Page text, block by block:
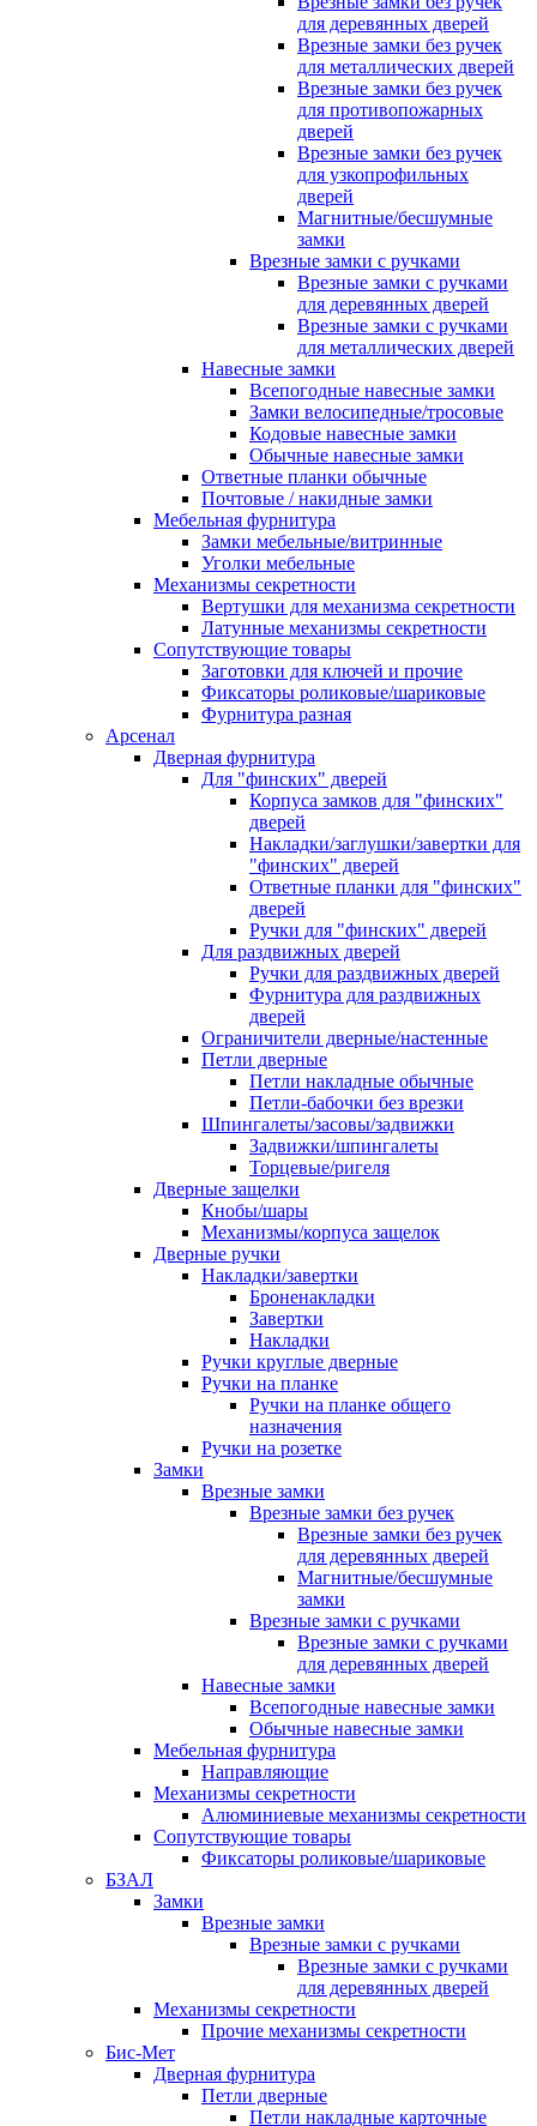
для деревянных дверей
Врезные замки без ручек
для металлических дверей
Врезные замки без ручек
для противопожарных
дверей
Врезные замки без ручек
для узкопрофильных
дверей
Магнитные/бесшумные
замки
Врезные замки с ручками
Врезные замки с ручками
для деревянных дверей
Врезные замки с ручками
для металлических дверей
Навесные замки
Всепогодные навесные замки
Замки велосипедные/тросовые
Кодовые навесные замки
Обычные навесные замки
Ответные планки обычные
Почтовые / накидные замки
Мебельная фурнитура
Замки мебельные/витринные
Уголки мебельные
Механизмы секретности
Вертушки для механизма секретности
Латунные механизмы секретности
Сопутствующие товары
Заготовки для ключей и прочие
Фиксаторы роликовые/шариковые
Фурнитура разная
Арсенал
Дверная фурнитура
Для "финских" дверей
Корпуса замков для "финских"
дверей
Накладки/заглушки/завертки для
"финских" дверей
Ответные планки для "финских"
дверей
Ручки для "финских" дверей
Для раздвижных дверей
Ручки для раздвижных дверей
Фурнитура для раздвижных
дверей
Ограничители дверные/настенные
Петли дверные
Петли накладные обычные
Петли-бабочки без врезки
Шпингалеты/засовы/задвижки
Задвижки/шпингалеты
Торцевые/ригеля
Дверные защелки
Кнобы/шары
Механизмы/корпуса защелок
Дверные ручки
Накладки/завертки
Броненакладки
Завертки
Накладки
Ручки круглые дверные
Ручки на планке
Ручки на планке общего
назначения
Ручки на розетке
Замки
Врезные замки
Врезные замки без ручек
Врезные замки без ручек
для деревянных дверей
Магнитные/бесшумные
замки
Врезные замки с ручками
Врезные замки с ручками
для деревянных дверей
Навесные замки
Всепогодные навесные замки
Обычные навесные замки
Мебельная фурнитура
Направляющие
Механизмы секретности
Алюминиевые механизмы секретности
Сопутствующие товары
Фиксаторы роликовые/шариковые
БЗАЛ
Замки
Врезные замки
Врезные замки с ручками
Врезные замки с ручками
для деревянных дверей
Механизмы секретности
Прочие механизмы секретности
Бис-Мет
Дверная фурнитура
Петли дверные
Петли накладные карточные